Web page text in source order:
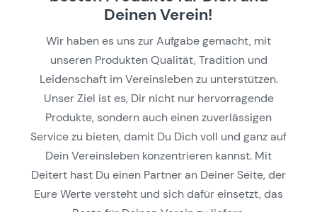
Deinen Verein!
Wir haben es uns zur Aufgabe gemacht, mit
unseren Produkten Qualität, Tradition und
Leidenschaft im Vereinsleben zu unterstützen.
Unser Ziel ist es, Dir nicht nur hervorragende
Produkte, sondern auch einen zuverlässigen
Service zu bieten, damit Du Dich voll und ganz auf
Dein Vereinsleben konzentrieren kannst. Mit
Deitert hast Du einen Partner an Deiner Seite, der
Eure Werte versteht und sich dafür einsetzt, das